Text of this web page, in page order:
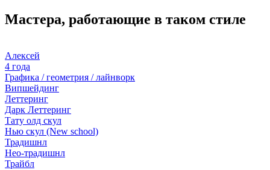
Мастера, работающие в таком стиле
Алексей
4 года
Графика / геометрия / лайнворк
Випшейдинг
Леттеринг
Дарк Леттеринг
Тату олд скул
Нью скул (New school)
Традишнл
Нео-традишнл
Трайбл